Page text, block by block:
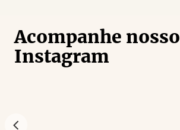
Acompanhe nosso
Instagram